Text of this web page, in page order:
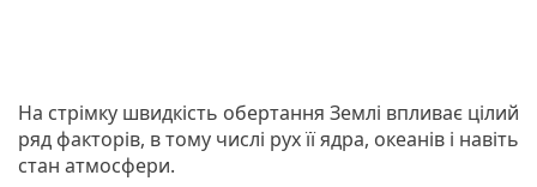
На стрімку швидкість обертання Землі впливає цілий
ряд факторів, в тому числі рух її ядра, океанів і навіть
стан атмосфери.